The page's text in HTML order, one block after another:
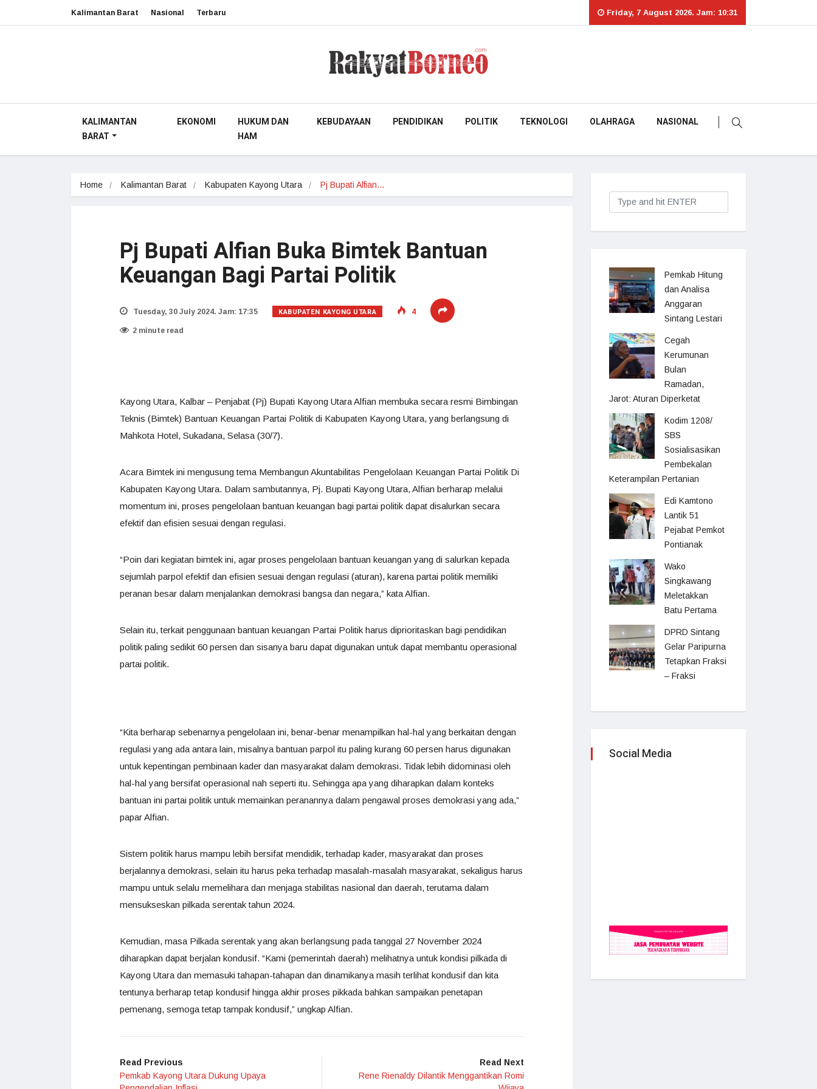
Kalimantan Barat Nasional Terbaru Friday, 7 August 2026. Jam: 10:31
KALIMANTAN
BARAT
EKONOMI
HUKUM DAN
HAM
KEBUDAYAAN PENDIDIKAN POLITIK TEKNOLOGI OLAHRAGA NASIONAL
Home Kalimantan Barat Kabupaten Kayong Utara Pj Bupati Alfian…
Pj Bupati Alfian Buka Bimtek Bantuan
Keuangan Bagi Partai Politik
Tuesday, 30 July 2024. Jam: 17:35 KABUPATEN KAYONG UTARA 4
2 minute read
Kayong Utara, Kalbar – Penjabat (Pj) Bupati Kayong Utara Alfian membuka secara resmi Bimbingan
Teknis (Bimtek) Bantuan Keuangan Partai Politik di Kabupaten Kayong Utara, yang berlangsung di
Mahkota Hotel, Sukadana, Selasa (30/7).
Acara Bimtek ini mengusung tema Membangun Akuntabilitas Pengelolaan Keuangan Partai Politik Di
Kabupaten Kayong Utara. Dalam sambutannya, Pj. Bupati Kayong Utara, Alfian berharap melalui
momentum ini, proses pengelolaan bantuan keuangan bagi partai politik dapat disalurkan secara
efektif dan efisien sesuai dengan regulasi.
“Poin dari kegiatan bimtek ini, agar proses pengelolaan bantuan keuangan yang di salurkan kepada
sejumlah parpol efektif dan efisien sesuai dengan regulasi (aturan), karena partai politik memiliki
peranan besar dalam menjalankan demokrasi bangsa dan negara,” kata Alfian.
Selain itu, terkait penggunaan bantuan keuangan Partai Politik harus diprioritaskan bagi pendidikan
politik paling sedikit 60 persen dan sisanya baru dapat digunakan untuk dapat membantu operasional
partai politik.
“Kita berharap sebenarnya pengelolaan ini, benar-benar menampilkan hal-hal yang berkaitan dengan
regulasi yang ada antara lain, misalnya bantuan parpol itu paling kurang 60 persen harus digunakan
untuk kepentingan pembinaan kader dan masyarakat dalam demokrasi. Tidak lebih didominasi oleh
hal-hal yang bersifat operasional nah seperti itu. Sehingga apa yang diharapkan dalam konteks
bantuan ini partai politik untuk memainkan peranannya dalam pengawal proses demokrasi yang ada,”
papar Alfian.
Sistem politik harus mampu lebih bersifat mendidik, terhadap kader, masyarakat dan proses
berjalannya demokrasi, selain itu harus peka terhadap masalah-masalah masyarakat, sekaligus harus
mampu untuk selalu memelihara dan menjaga stabilitas nasional dan daerah, terutama dalam
mensukseskan pilkada serentak tahun 2024.
Kemudian, masa Pilkada serentak yang akan berlangsung pada tanggal 27 November 2024
diharapkan dapat berjalan kondusif. “Kami (pemerintah daerah) melihatnya untuk kondisi pilkada di
Kayong Utara dan memasuki tahapan-tahapan dan dinamikanya masih terlihat kondusif dan kita
tentunya berharap tetap kondusif hingga akhir proses pikkada bahkan sampaikan penetapan
pemenang, semoga tetap tampak kondusif,” ungkap Alfian.
Read Previous
Pemkab Kayong Utara Dukung Upaya
Read Next
Rene Rienaldy Dilantik Menggantikan Romi
Pemkab Hitung
dan Analisa
Anggaran
Sintang Lestari
Cegah
Kerumunan
Bulan
Ramadan,
Jarot: Aturan Diperketat
Kodim 1208/
SBS
Sosialisasikan
Pembekalan
Keterampilan Pertanian
Edi Kamtono
Lantik 51
Pejabat Pemkot
Pontianak
Wako
Singkawang
Meletakkan
Batu Pertama
DPRD Sintang
Gelar Paripurna
Tetapkan Fraksi
– Fraksi
Social Media